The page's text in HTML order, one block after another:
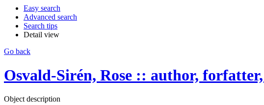
Easy search
Advanced search
Search tips
Detail view
Go back
Osvald-Sirén, Rose :: author,
Object description